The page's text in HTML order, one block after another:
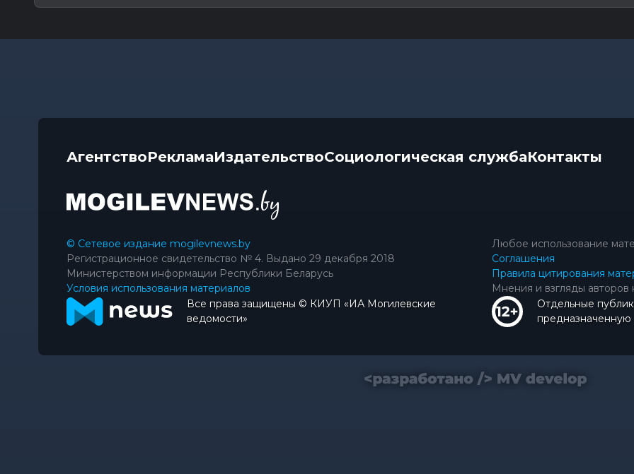
АгентствоРекламаИздательствоСоциологическая службаКонтакты
© Сетевое издание mogilevnews.by
Регистрационное свидетельство № 4. Выдано 29 декабря 2018
Министерством информации Республики Беларусь
Условия использования материалов
Любое использование
Соглашения
Правила цитирования
Мнения и взгляды авторов
Все права защищены © КИУП «ИА Могилевские
ведомости»
Отдельные
предназначенную